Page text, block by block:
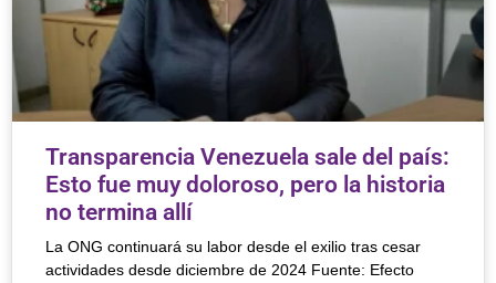
Transparencia Venezuela sale del país:
Esto fue muy doloroso, pero la historia
no termina allí
La ONG continuará su labor desde el exilio tras cesar
actividades desde diciembre de 2024 Fuente: Efecto